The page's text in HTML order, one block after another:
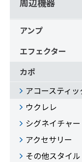
アンプ
エフェクター
カポ
アコースティ
ウクレレ
シグネイチャー
アクセサリー
その他スタイル